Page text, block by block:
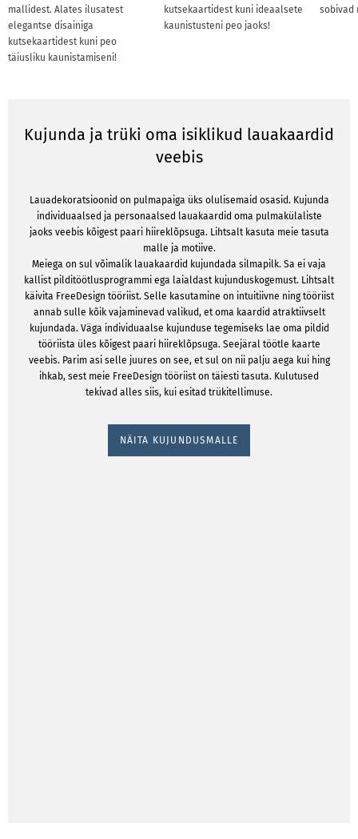
mallidest. Alates ilusatest
elegantse disainiga
kutsekaartidest kuni peo
täiusliku kaunistamiseni!
kutsekaartidest kuni ideaalsete
kaunistusteni peo jaoks!
sobivad
Kujunda ja trüki oma isiklikud lauakaardid
veebis
Lauadekoratsioonid on pulmapaiga üks olulisemaid osasid. Kujunda
individuaalsed ja personaalsed lauakaardid oma pulmakülaliste
jaoks veebis kõigest paari hiireklõpsuga. Lihtsalt kasuta meie tasuta
malle ja motiive.
Meiega on sul võimalik lauakaardid kujundada silmapilk. Sa ei vaja
kallist pilditöötlusprogrammi ega laialdast kujunduskogemust. Lihtsalt
käivita FreeDesign tööriist. Selle kasutamine on intuitiivne ning tööriist
annab sulle kõik vajaminevad valikud, et oma kaardid atraktiivselt
kujundada. Väga individuaalse kujunduse tegemiseks lae oma pildid
tööriista üles kõigest paari hiireklõpsuga. Seejäral töötle kaarte
veebis. Parim asi selle juures on see, et sul on nii palju aega kui hing
ihkab, sest meie FreeDesign tööriist on täiesti tasuta. Kulutused
tekivad alles siis, kui esitad trükitellimuse.
NÄITA KUJUNDUSMALLE